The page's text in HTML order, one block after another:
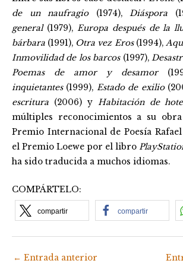
de un naufragio(1974), Diáspora
general(1979), Europa después de la
bárbara (1991), Otra vez Eros(1994),
Inmovilidad de los barcos(1997),
Poemas de amor y desamor
inquietantes(1999), Estado de exilio
escritura (2006) y Habitación de
múltiples reconocimientos a su
Premio Internacional de Poesía
el Premio Loewe por el libro
ha sido traducida a muchos idiomas.
COMPÁRTELO:
compartir compartir
← Entrada anterior